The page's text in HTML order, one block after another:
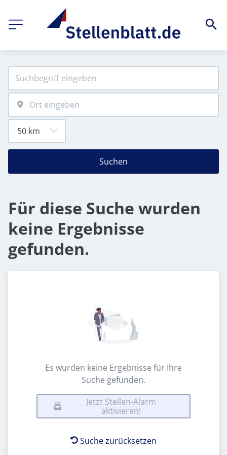
Suchen
Für diese Suche wurden
keine Ergebnisse
gefunden.
Es wurden keine Ergebnisse für Ihre
Suche gefunden.
Jetzt Stellen-Alarm
aktivieren!
Suche zurücksetzen